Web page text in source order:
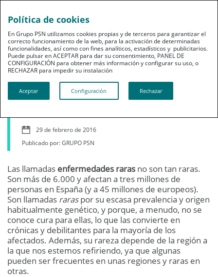
Grupo PSN
Día Internacional de las
29 de febrero de 2016
Publicado por: GRUPO PSN
Las llamadas enfermedades raras no son tan raras.
Son más de 6.000 y afectan a tres millones de
personas en España (y a 45 millones de europeos).
Son llamadas raraspor su escasa prevalencia y origen
habitualmente genético, y porque, a menudo, no se
conoce cura para ellas, lo que las convierte en
crónicas y debilitantes para la mayoría de los
afectados. Además, su rareza depende de la región a
la que nos estemos refiriendo, ya que algunas
pueden ser frecuentes en unas regiones y raras en
otras.
Política de cookies
En Grupo PSN utilizamos cookies propias y de terceros para garantizar el
correcto funcionamiento de la web, para la activación de determinadas
funcionalidades, así como con fines analíticos, estadísticos y publicitarios.
Puede pulsar en ACEPTAR para dar su consentimiento, PANEL DE
CONFIGURACIÓN para obtener más información y configurar su uso, o
RECHAZAR para impedir su instalación​​​​​​​
Aceptar Configuración Rechazar